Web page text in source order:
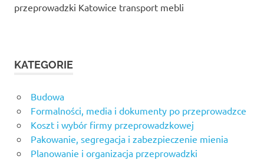
przeprowadzki Katowice transport mebli
KATEGORIE
Budowa
Formalności, media i dokumenty po przeprowadzce
Koszt i wybór firmy przeprowadzkowej
Pakowanie, segregacja i zabezpieczenie mienia
Planowanie i organizacja przeprowadzki